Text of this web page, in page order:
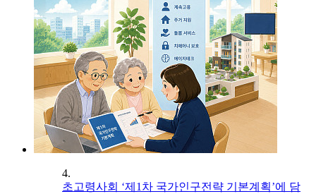
4.
초고령사회 ‘제1차 국가인구전략 기본계획’에 담